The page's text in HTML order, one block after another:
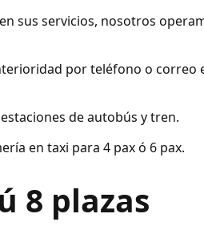
sus servicios, nosotros
por teléfono o correo
de autobús y tren.
en taxi para 4 pax ó 6 pax.
8 plazas